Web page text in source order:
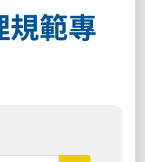
規範專